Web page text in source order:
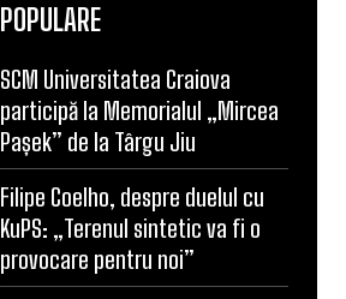
POPULARE
SCM Universitatea Craiova
participă la Memorialul „Mircea
Pașek” de la Târgu Jiu
Filipe Coelho, despre duelul cu
KuPS: „Terenul sintetic va fi o
provocare pentru noi”